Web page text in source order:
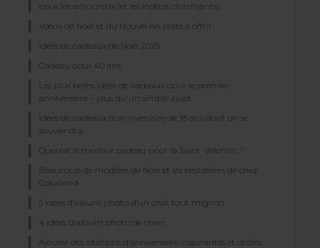
pour les amoureux (et les indécis charmants)
Vœux de Noël et du Nouvel An prêts à offrir
Idées de cadeaux de Noël 2025
Cadeau pour 40 ans
Les plus belles idées de cadeaux pour le premier
anniversaire – plus qu'un simple jouet
Idées de cadeaux d'anniversaire de 18 ans dont on se
souviendra
Quel est le meilleur cadeau pour la Saint-Valentin ?
Beaucoup de modèles de Noël et les bestsellers de chez
Colorland
5 idées d’album photo d’un chat tout mignon
4 idées d’album photo de chien
Ajouter des citations d’anniversaire inspirantes et drôles